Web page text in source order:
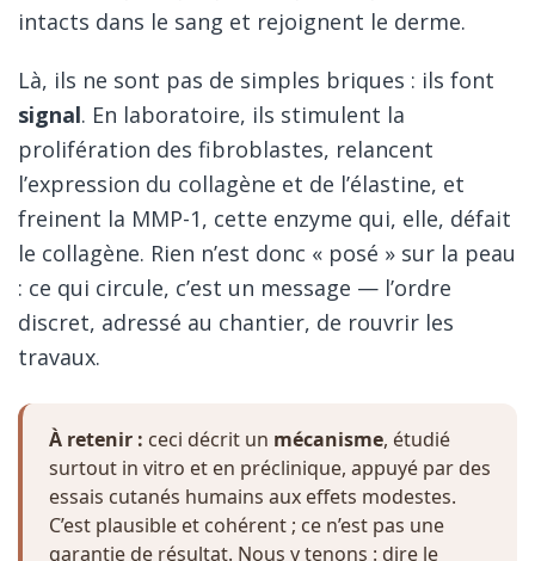
intacts dans le sang et rejoignent le derme.
Là, ils ne sont pas de simples briques : ils font
signal. En laboratoire, ils stimulent la
prolifération des fibroblastes, relancent
l’expression du collagène et de l’élastine, et
freinent la MMP-1, cette enzyme qui, elle, défait
le collagène. Rien n’est donc « posé » sur la peau
: ce qui circule, c’est un message — l’ordre
discret, adressé au chantier, de rouvrir les
travaux.
À retenir : ceci décrit un mécanisme, étudié
surtout in vitro et en préclinique, appuyé par des
essais cutanés humains aux effets modestes.
C’est plausible et cohérent ; ce n’est pas une
garantie de résultat. Nous y tenons : dire le